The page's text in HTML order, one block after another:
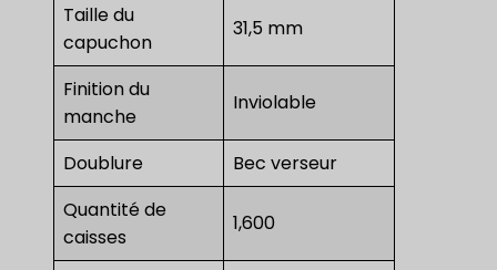
Taille du
capuchon
31,5 mm
Finition du
manche
Inviolable
Doublure
Bec verseur
Quantité de
caisses
1,600